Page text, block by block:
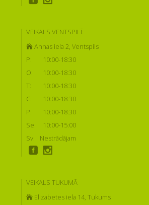
VEIKALS VENTSPILĪ:
Annas iela 2, Ventspils
P:
10:00-18:30
O:
10:00-18:30
T:
10:00-18:30
C:
10:00-18:30
P:
10:00-18:30
Se:
10:00-15:00
Sv:
Nestrādājam
VEIKALS TUKUMĀ
Elizabetes iela 14, Tukums